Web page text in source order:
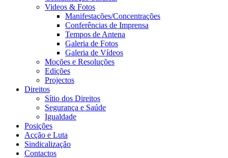
Videos & Fotos
Manifestações/Concentrações
Conferências de Imprensa
Tempos de Antena
Galeria de Fotos
Galeria de Vídeos
Moções e Resoluções
Edições
Projectos
Direitos
Sítio dos Direitos
Segurança e Saúde
Igualdade
Posições
Acção e Luta
Sindicalização
Contactos